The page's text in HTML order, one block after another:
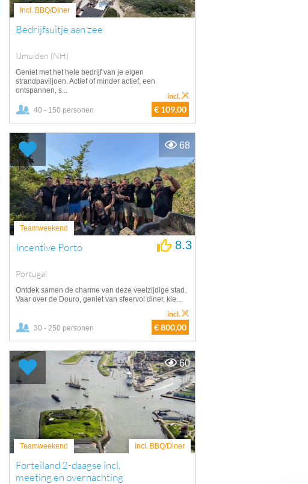
Incl. BBQ/Diner
Bedrijfsuitje aan zee
IJmuiden (NH)
Geniet met het hele bedrijf van je eigen
strandpaviljoen. Actief of minder actief, een
ontspannen, s...
40 - 150 personen € 109,00
incl.
Teamweekend
Incentive Porto
Portugal
8.3
Ontdek samen de charme van deze veelzijdige stad.
Vaar over de Douro, geniet van sfeervol diner, kie...
30 - 250 personen € 800,00
incl.
68
Teamweekend Incl. BBQ/Diner
Forteiland 2-daagse incl.
meeting en overnachting
60